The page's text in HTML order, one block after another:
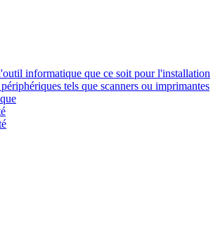
informatique que ce soit pour l'installation
tels que scanners ou imprimantes